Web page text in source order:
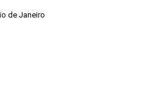
de Janeiro